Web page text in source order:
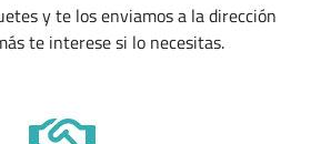
y te los enviamos a la dirección
te interese si lo necesitas.